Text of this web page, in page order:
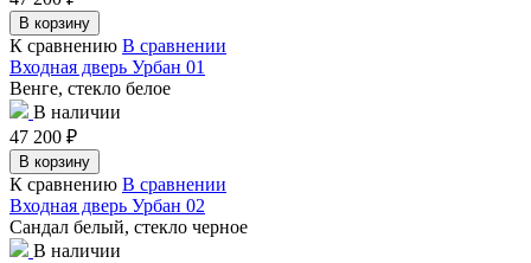
В корзину
К сравнению В сравнении
Входная дверь Урбан 01
Венге, стекло белое
В наличии
47 200 ₽
В корзину
К сравнению В сравнении
Входная дверь Урбан 02
Сандал белый, стекло черное
В наличии